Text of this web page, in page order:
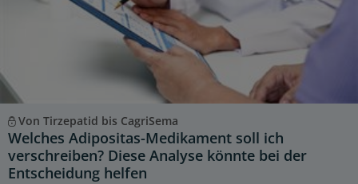
Von Tirzepatid bis CagriSema
Welches Adipositas-Medikament soll ich
verschreiben? Diese Analyse könnte bei der
Entscheidung helfen